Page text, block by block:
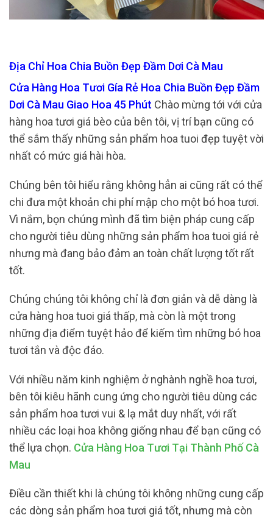
Địa Chỉ Hoa Chia Buồn Đẹp Đầm Dơi Cà Mau
Cửa Hàng Hoa Tươi Gía Rẻ Hoa Chia Buồn Đẹp Đầm
Dơi Cà Mau Giao Hoa 45 Phút Chào mừng tới với cửa
hàng hoa tươi giá bèo của bên tôi, vị trí bạn cũng có
thể sắm thấy những sản phẩm hoa tuoi đẹp tuyệt vời
nhất có mức giá hài hòa.
Chúng bên tôi hiểu rằng không hẳn ai cũng rất có thể
chi đưa một khoản chi phí mập cho một bó hoa tươi.
Vì nắm, bọn chúng mình đã tìm biện pháp cung cấp
cho người tiêu dùng những sản phẩm hoa tuoi giá rẻ
nhưng mà đang bảo đảm an toàn chất lượng tốt rất
tốt.
Chúng chúng tôi không chỉ là đơn giản và dễ dàng là
cửa hàng hoa tuoi giá thấp, mà còn là một trong
những địa điểm tuyệt hảo để kiếm tìm những bó hoa
tươi tắn và độc đáo.
Với nhiều năm kinh nghiệm ở nghành nghề hoa tươi,
bên tôi kiêu hãnh cung ứng cho người tiêu dùng các
sản phẩm hoa tươi vui & lạ mắt duy nhất, với rất
nhiều các loại hoa không giống nhau để bạn cũng có
thể lựa chọn. Cửa Hàng Hoa Tươi Tại Thành Phố Cà
Mau
Điều cần thiết khi là chúng tôi không những cung cấp
các dòng sản phẩm hoa tươi giá tốt, nhưng mà còn